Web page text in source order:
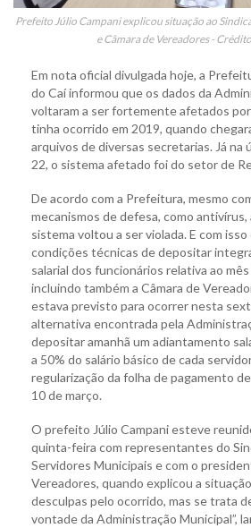
Prefeito Júlio Campani explicou situação ao
e Câmara de Vereadores -
Em nota oficial divulgada hoje, a
do Caí informou que os dados da
voltaram a ser fortemente afetados
tinha ocorrido em 2019, quando
arquivos de diversas secretarias. Já na
22, o sistema afetado foi do setor de
De acordo com a Prefeitura, mesmo
mecanismos de defesa, como
sistema voltou a ser violada. E com
condições técnicas de depositar
salarial dos funcionários relativa ao
incluindo também a Câmara de
estava previsto para ocorrer nesta
alternativa encontrada pela
depositar amanhã um adiantamento
a 50% do salário básico de cada
regularização da folha de pagamento
10 de março.
O prefeito Júlio Campani esteve
quinta-feira com representantes do
Servidores Municipais e com o
Vereadores, quando explicou a
desculpas pelo ocorrido, mas se trata
vontade da Administração Municipal”,